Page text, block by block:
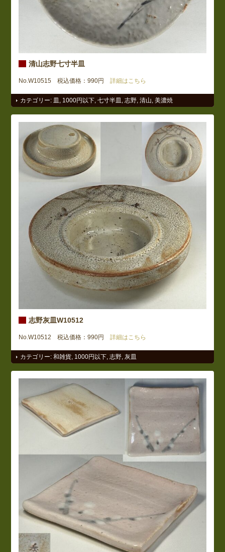
清山志野七寸半皿
No.W10515 税込価格：990円 詳細はこちら
カテゴリー: 1000円以下 ,七寸半皿 ,志野 ,清山 ,美濃焼
志野灰皿W10512
No.W10512 税込価格：990円 詳細はこちら
カテゴリー:和雑貨 1000円以下 ,志野 ,灰皿